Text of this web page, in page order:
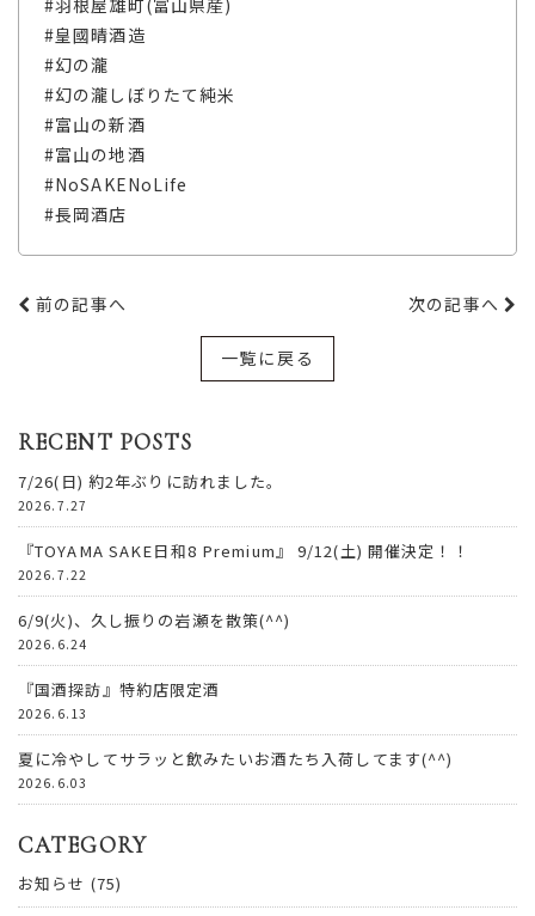
RECENT POSTS
7/26(日) 約2年ぶりに訪れました。
2026.7.27
『TOYAMA SAKE日和8 Premium』 9/12(土) 開催決定！！
2026.7.22
6/9(火)、久し振りの岩瀬を散策(^^)
2026.6.24
『国酒探訪』特約店限定酒
2026.6.13
夏に冷やしてサラッと飲みたいお酒たち入荷してます(^^)
2026.6.03
CATEGORY
お知らせ (75)
#羽根屋雄町(富山県産)
#皇國晴酒造
#幻の瀧
#幻の瀧しぼりたて純米
#富山の新酒
#富山の地酒
#NoSAKENoLife
#長岡酒店
前の記事へ 次の記事へ
一覧に戻る